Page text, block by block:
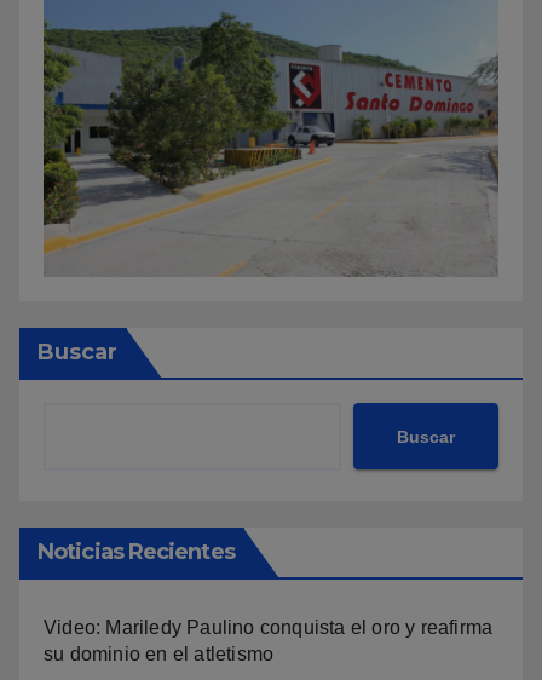
Buscar
Buscar
Noticias Recientes
Video: Mariledy Paulino conquista el oro y reafirma
su dominio en el atletismo